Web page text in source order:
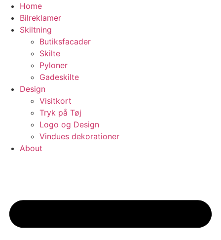
Videre
indhold
Home
Bilreklamer
Skiltning
Butiksfacader
Skilte
Pyloner
Gadeskilte
Design
Visitkort
Tryk på Tøj​
Logo og Design
Vindues dekorationer
About